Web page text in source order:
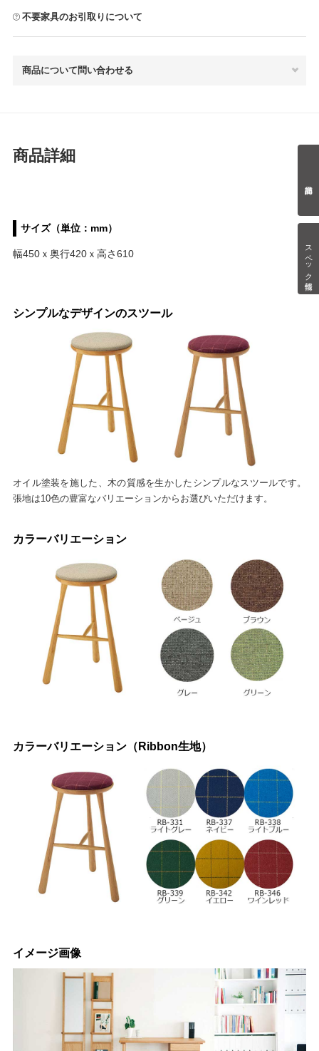
スペック情報
不要家具のお引取りについて
商品について問い合わせる
商品詳細
サイズ（単位：mm）
幅450ｘ奥行420ｘ高さ610
シンプルなデザインのスツール
オイル塗装を施した、木の質感を生かしたシンプルなスツールです。
張地は10色の豊富なバリエーションからお選びいただけます。
カラーバリエーション
カラーバリエーション（Ribbon生地）
イメージ画像